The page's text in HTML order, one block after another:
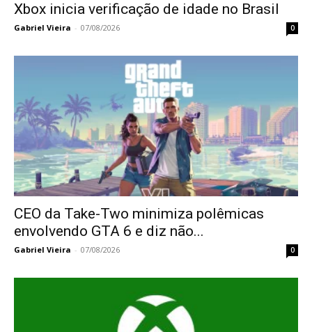
Xbox inicia verificação de idade no Brasil
Gabriel Vieira - 07/08/2026 0
CEO da Take-Two minimiza polêmicas
envolvendo GTA 6 e diz não...
Gabriel Vieira - 07/08/2026 0